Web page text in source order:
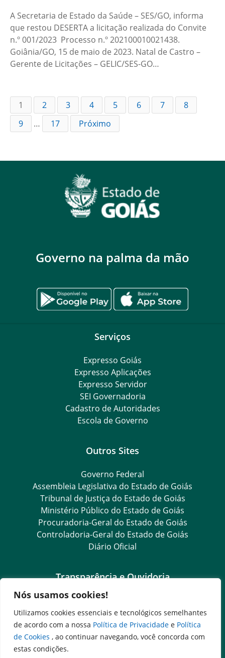
Nós usamos cookies!
Utilizamos cookies essenciais e tecnológicos semelhantes
de acordo com a nossa Política de Privacidade e Política
de Cookies , ao continuar navegando, você concorda com
estas condições.
A Secretaria de Estado da Saúde – SES/GO, informa
que restou DESERTA a licitação realizada do Convite
n.º 001/2023 Processo n.º 202100010021438.
Goiânia/GO, 15 de maio de 2023. Natal de Castro –
Gerente de Licitações – GELIC/SES-GO…
1 2 3 4 5 6 7
8
9
… 17 Próximo
Governo na palma da mão
Serviços
Expresso Goiás
Expresso Aplicações
Expresso Servidor
SEI Governadoria
Cadastro de Autoridades
Escola de Governo
Outros Sites
Governo Federal
Assembleia Legislativa do Estado de Goiás
Tribunal de Justiça do Estado de Goiás
Ministério Público do Estado de Goiás
Procuradoria-Geral do Estado de Goiás
Controladoria-Geral do Estado de Goiás
Diário Oficial
Transparência e Ouvidoria
Goiás Transparência
Dados Abertos Goiás
Ouvidoria Setorial
Ouvidoria Geral
SIC – Serviço de Informação ao Cidadão